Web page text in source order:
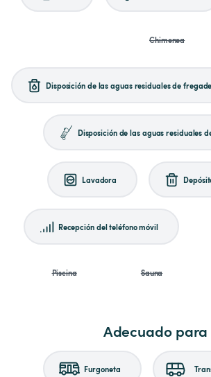
Chimenea
Disposición de las aguas residuales de
Disposición de las aguas residuales
Lavadora
Recepción del teléfono móvil
Piscina Sauna
Adecuado para
Furgoneta